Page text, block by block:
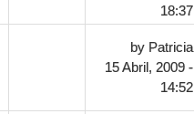
18:37
by Patricia
15 Abril, 2009 -
14:52